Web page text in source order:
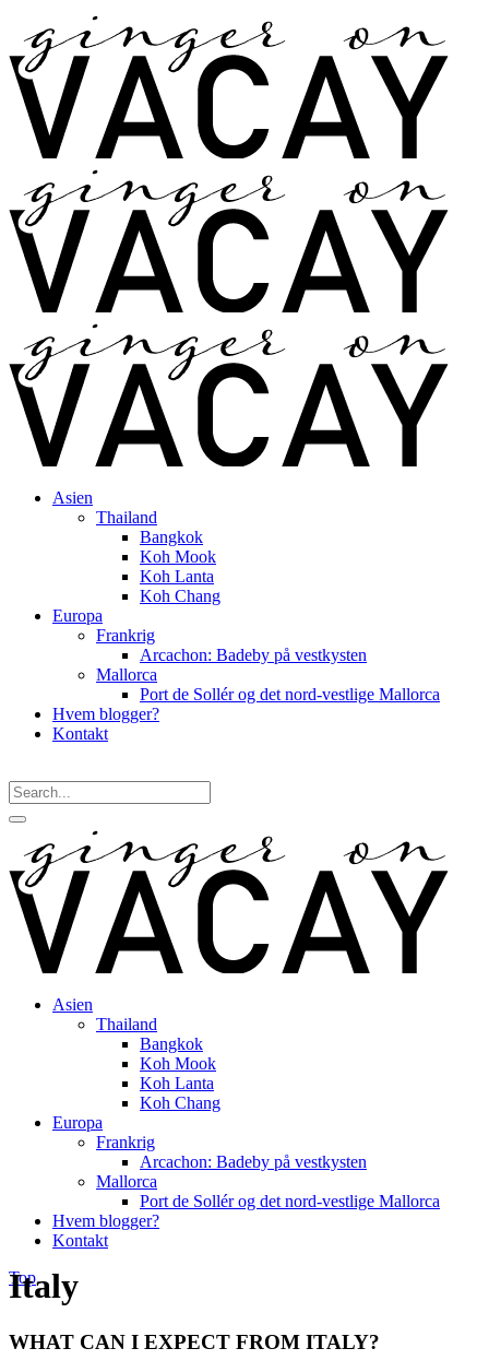
Asien
Thailand
Bangkok
Koh Mook
Koh Lanta
Koh Chang
Europa
Frankrig
Arcachon: Badeby på vestkysten
Mallorca
Port de Sollér og det nord-vestlige Mallorca
Hvem blogger?
Kontakt
Asien
Thailand
Bangkok
Koh Mook
Koh Lanta
Koh Chang
Europa
Frankrig
Arcachon: Badeby på vestkysten
Mallorca
Port de Sollér og det nord-vestlige Mallorca
Hvem blogger?
Kontakt
Top
Italy
WHAT CAN I EXPECT FROM ITALY?